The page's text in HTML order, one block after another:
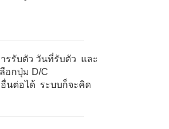
รรับตัว วันที่รับตัว และ
อกปุ่ม D/C
อื่นต่อได้ ระบบก็จะคิด